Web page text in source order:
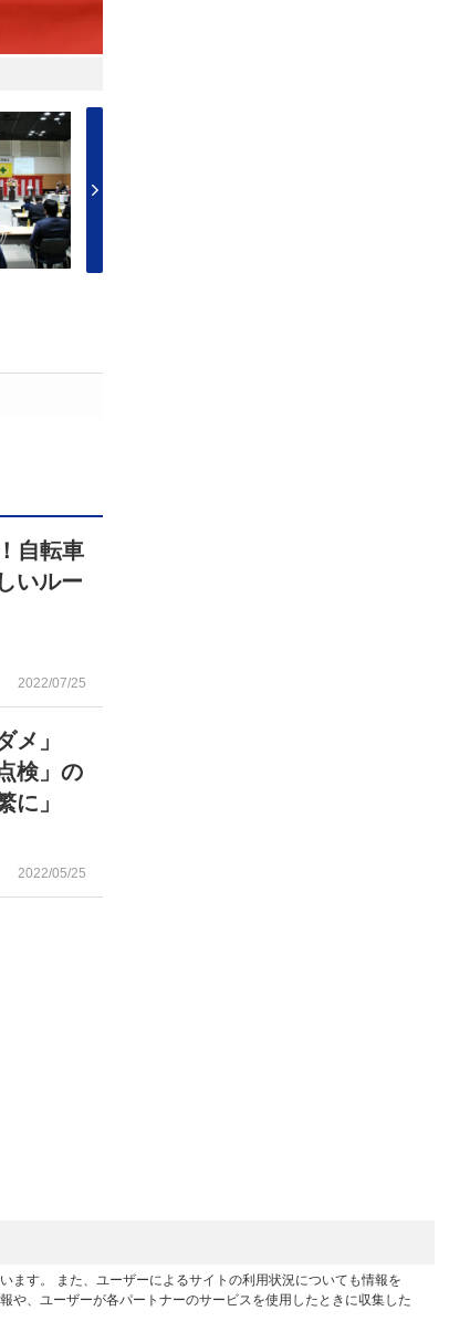
自転車
いルー
2022/07/25
メ」
検」の
」
2022/05/25
ます。 また、ユーザーによるサイトの利用状況についても情報を
や、ユーザーが各パートナーのサービスを使用したときに収集した